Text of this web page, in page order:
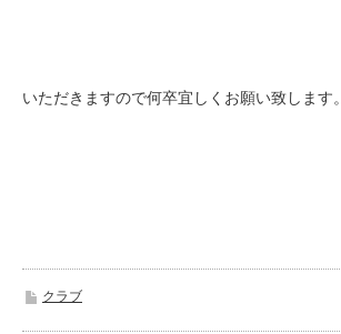
いただきますので何卒宜しくお願い致します。
クラブ